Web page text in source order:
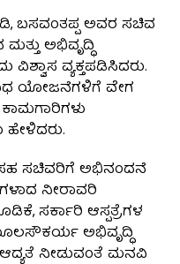
ಬಸವಂತಪ್ಪ ಅವರ ಸಚಿವ
ಅಭಿವೃದ್ಧಿ
ವ್ಯಕ್ತಪಡಿಸಿದರು.
ಯೋಜನೆಗಳಿಗೆ ವೇಗ
ಹೇಳಿದರು.
ಸಚಿವರಿಗೆ ಅಭಿನಂದನೆ
ನೀರಾವರಿ
ಸರ್ಕಾರಿ ಆಸ್ಪತ್ರೆಗಳ
ಅಭಿವೃದ್ಧಿ
ನೀಡುವಂತೆ ಮನವಿ